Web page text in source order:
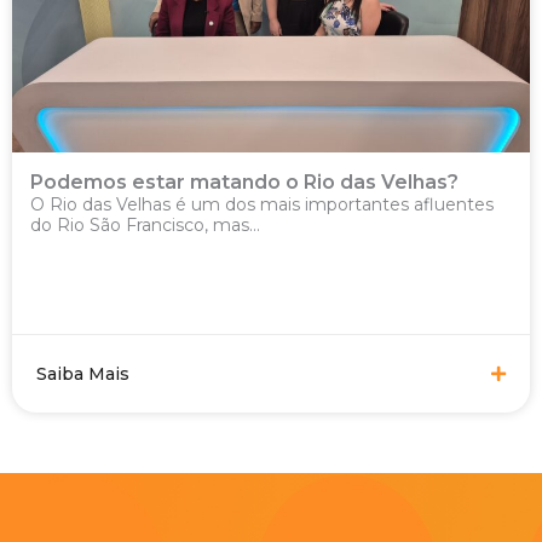
Podemos estar matando o Rio das Velhas?
O Rio das Velhas é um dos mais importantes afluentes
do Rio São Francisco, mas...
Saiba Mais